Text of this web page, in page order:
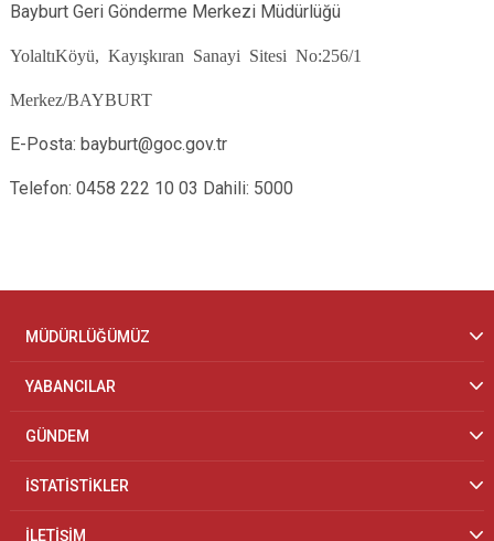
Bayburt Geri Gönderme Merkezi Müdürlüğü
YolaltıKöyü, Kayışkıran Sanayi Sitesi No:256/1
Merkez/BAYBURT
E-Posta: bayburt@goc.gov.tr
Telefon: 0458 222 10 03 Dahili: 5000
MÜDÜRLÜĞÜMÜZ
YABANCILAR
GÜNDEM
İSTATİSTİKLER
İLETİŞİM